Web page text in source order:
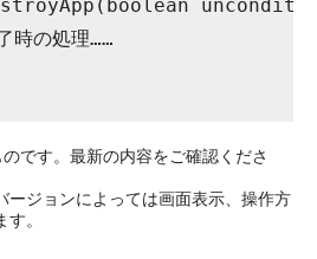
の処理……
です。最新の内容をご確認くださ
ージョンによっては画面表示、操作方
。